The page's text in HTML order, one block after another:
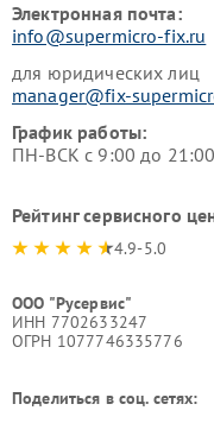
Электронная почта:
info@supermicro-fix.ru
для юридических лиц
manager@fix-
График работы:
ПН-ВСК с 9:00 до
Рейтинг сервисного
4.9-5.0
ООО "Русервис"
ИНН 7702633247
ОГРН 1077746335776
Поделиться в соц. сетях: